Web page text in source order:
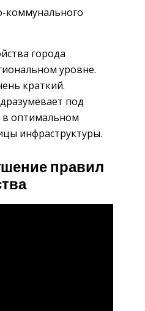
коммунального
города
уровне.
краткий.
под
оптимальном
инфраструктуры.
правил